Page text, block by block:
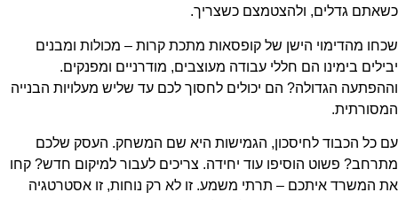
כשאתם גדלים, ולהצטמצם כשצריך.
שכחו מהדימוי הישן של קופסאות מתכת קרות – מכולות ומבנים
יבילים בימינו הם חללי עבודה מעוצבים, מודרניים ומפנקים.
וההפתעה הגדולה? הם יכולים לחסוך לכם עד שליש מעלויות הבנייה
המסורתית.
עם כל הכבוד לחיסכון, הגמישות היא שם המשחק. העסק שלכם
מתרחב? פשוט הוסיפו עוד יחידה. צריכים לעבור למיקום חדש? קחו
את המשרד איתכם – תרתי משמע. זו לא רק נוחות, זו אסטרטגיה